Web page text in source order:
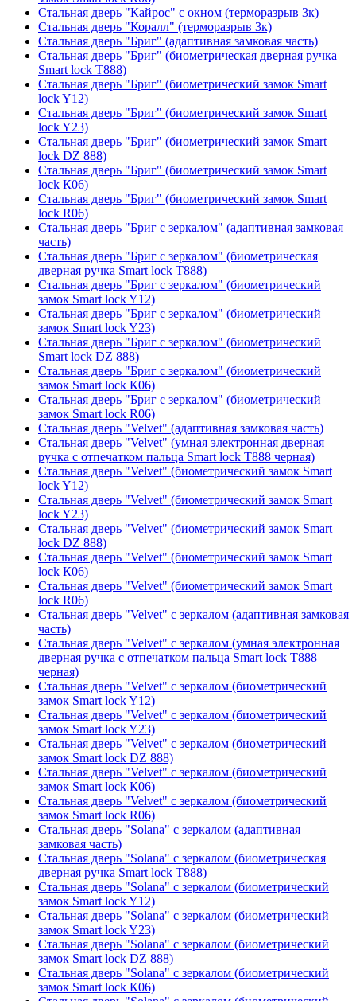
Стальная дверь "Кайрос" с окном (терморазрыв 3к)
Стальная дверь "Коралл" (терморазрыв 3к)
Стальная дверь "Бриг" (адаптивная замковая часть)
Стальная дверь "Бриг" (биометрическая дверная ручка
Smart lock T888)
Стальная дверь "Бриг" (биометрический замок Smart
lock Y12)
Стальная дверь "Бриг" (биометрический замок Smart
lock Y23)
Стальная дверь "Бриг" (биометрический замок Smart
lock DZ 888)
Стальная дверь "Бриг" (биометрический замок Smart
lock К06)
Стальная дверь "Бриг" (биометрический замок Smart
lock R06)
Стальная дверь "Бриг с зеркалом" (адаптивная замковая
часть)
Стальная дверь "Бриг с зеркалом" (биометрическая
дверная ручка Smart lock T888)
Стальная дверь "Бриг с зеркалом" (биометрический
замок Smart lock Y12)
Стальная дверь "Бриг с зеркалом" (биометрический
замок Smart lock Y23)
Стальная дверь "Бриг с зеркалом" (биометрический
Smart lock DZ 888)
Стальная дверь "Бриг с зеркалом" (биометрический
замок Smart lock К06)
Стальная дверь "Бриг с зеркалом" (биометрический
замок Smart lock R06)
Стальная дверь "Velvet" (адаптивная замковая часть)
Стальная дверь "Velvet" (умная электронная дверная
ручка с отпечатком пальца Smart lock T888 черная)
Стальная дверь "Velvet" (биометрический замок Smart
lock Y12)
Стальная дверь "Velvet" (биометрический замок Smart
lock Y23)
Стальная дверь "Velvet" (биометрический замок Smart
lock DZ 888)
Стальная дверь "Velvet" (биометрический замок Smart
lock К06)
Стальная дверь "Velvet" (биометрический замок Smart
lock R06)
Стальная дверь "Velvet" с зеркалом (адаптивная замковая
часть)
Стальная дверь "Velvet" с зеркалом (умная электронная
дверная ручка с отпечатком пальца Smart lock T888
черная)
Стальная дверь "Velvet" с зеркалом (биометрический
замок Smart lock Y12)
Стальная дверь "Velvet" с зеркалом (биометрический
замок Smart lock Y23)
Стальная дверь "Velvet" с зеркалом (биометрический
замок Smart lock DZ 888)
Стальная дверь "Velvet" с зеркалом (биометрический
замок Smart lock К06)
Стальная дверь "Velvet" с зеркалом (биометрический
замок Smart lock R06)
Стальная дверь "Solana" с зеркалом (адаптивная
замковая часть)
Стальная дверь "Solana" с зеркалом (биометрическая
дверная ручка Smart lock T888)
Стальная дверь "Solana" с зеркалом (биометрический
замок Smart lock Y12)
Стальная дверь "Solana" с зеркалом (биометрический
замок Smart lock Y23)
Стальная дверь "Solana" с зеркалом (биометрический
замок Smart lock DZ 888)
Стальная дверь "Solana" с зеркалом (биометрический
замок Smart lock К06)